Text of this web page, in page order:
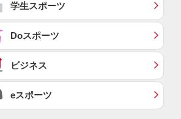
学生スポーツ
Doスポーツ
ビジネス
eスポーツ